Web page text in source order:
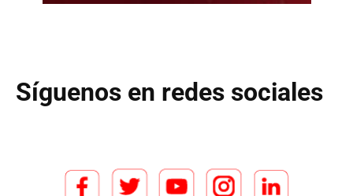
Síguenos en redes sociales